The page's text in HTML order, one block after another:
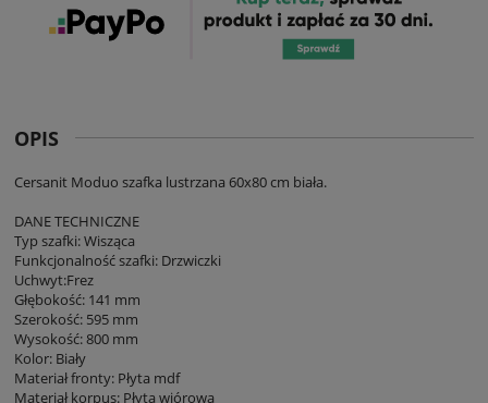
OPIS
Cersanit Moduo szafka lustrzana 60x80 cm biała.
DANE TECHNICZNE
Typ szafki: Wisząca
Funkcjonalność szafki: Drzwiczki
Uchwyt:Frez
Głębokość: 141 mm
Szerokość: 595 mm
Wysokość: 800 mm
Kolor: Biały
Materiał fronty: Płyta mdf
Materiał korpus: Płyta wiórowa